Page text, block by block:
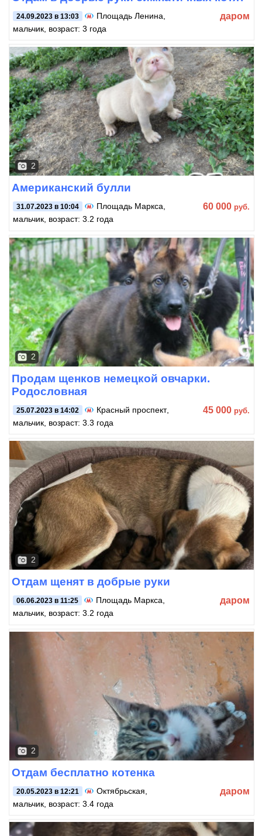
24.09.2023 в 13:03 Площадь Ленина
мальчик, возраст: 3 года
даром
2
Американский булли
31.07.2023 в 10:04 Площадь Маркса,
мальчик, возраст: 3.2 года
60 000 руб.
2
Продам щенков немецкой овчарки.
Родословная
25.07.2023 в 14:02 Красный проспект,
мальчик, возраст: 3.3 года
45 000 руб.
2
Отдам щенят в добрые руки
06.06.2023 в 11:25 Площадь Маркса,
мальчик, возраст: 3.2 года
даром
2
Отдам бесплатно котенка
20.05.2023 в 12:21 Октябрьская
мальчик, возраст: 3.4 года
даром